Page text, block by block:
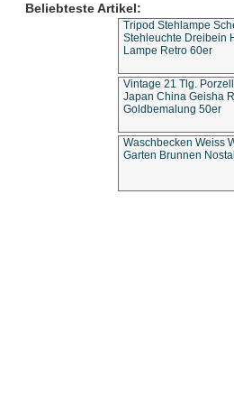
Beliebteste Artikel:
Tripod Stehlampe
Stehleuchte Dreibein
Lampe Retro 60er
Vintage 21 Tlg.
Japan China Geisha
Goldbemalung 50er
Waschbecken Weiss
Garten Brunnen